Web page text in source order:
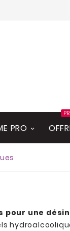
PRO
pour une